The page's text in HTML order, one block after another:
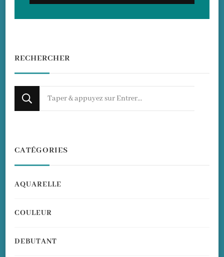
RECHERCHER
Looking
for
CATÉGORIES
AQUARELLE
COULEUR
DEBUTANT